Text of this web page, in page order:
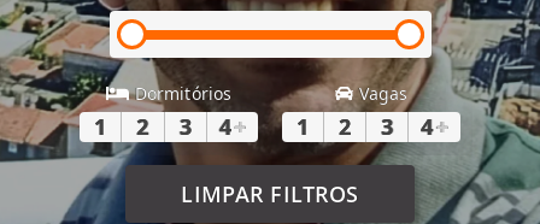
Dormitórios
1 2 3 4+
Vagas
1 2 3 4+
LIMPAR FILTROS